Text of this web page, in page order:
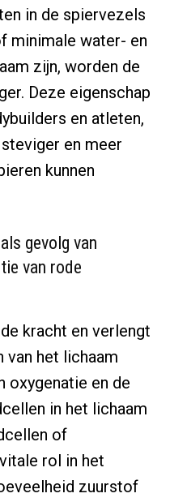
in de spiervezels
minimale water- en
zijn, worden de
Deze eigenschap
en atleten,
en meer
kunnen
gevolg van
van rode
kracht en verlengt
van het lichaam
oxygenatie en de
in het lichaam
of
rol in het
zuurstof